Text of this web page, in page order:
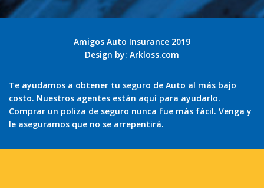
Amigos Auto Insurance 2019
Design by: Arkloss.com
Te ayudamos a obtener tu seguro de Auto al más bajo
costo. Nuestros agentes están aquí para ayudarlo.
Comprar un poliza de seguro nunca fue más fácil. Venga y
le aseguramos que no se arrepentirá.